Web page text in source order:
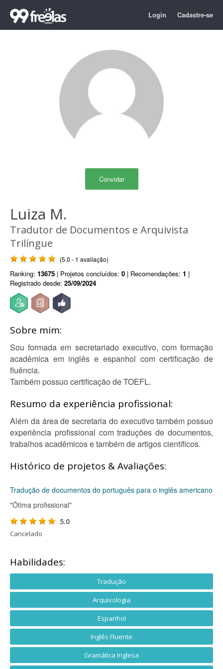
Login Cadastre-se
Convidar
Luiza M.
Tradutor de Documentos e Arquivista
Trilíngue
(5.0 - 1 avaliação)
Ranking: 13675 | Projetos concluídos: 0 | Recomendações: 1 |
Registrado desde: 25/09/2024
Sobre mim:
Sou formada em secretariado executivo, com formação
acadêmica em inglês e espanhol com certificação de
fluência.
Também possuo certificação de TOEFL.
Resumo da experiência profissional:
Além da área de secretaria do executivo também possuo
experiência profissional com traduções de documentos,
trabalhos acadêmicos e também de artigos científicos.
Histórico de projetos & Avaliações:
Tradução de documentos do português para o inglês americano
"Ótima profissional"
5.0
Cancelado
Habilidades:
Tradução
Arquivologia
Espanhol
Inglês Fluente
Gramática Inglesa